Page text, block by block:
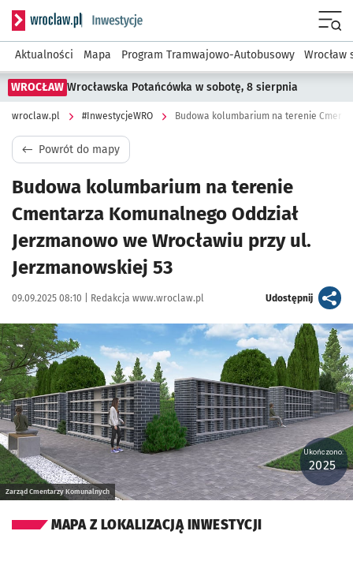
Serwis informacyjny wroclaw.pl podserwis:
Aktualności Mapa Program Tramwajowo-Autobusowy Wrocław
WROCŁAW Wrocławska Potańcówka w sobotę, 8 sierpnia
wroclaw.pl #InwestycjeWRO
Powrót do mapy
Budowa kolumbarium na terenie
Cmentarza Komunalnego Oddział
Jerzmanowo we Wrocławiu przy ul.
Jerzmanowskiej 53
Data publikacji:
09.09.2025 08:10 | Autor:
Redakcja www.wroclaw.pl Udostępnijartykuł
Kliknij, aby powiększyć
Zarząd Cmentarzy Komunalnych
Ukończono:
2025
MAPA Z LOKALIZACJĄ INWESTYCJI